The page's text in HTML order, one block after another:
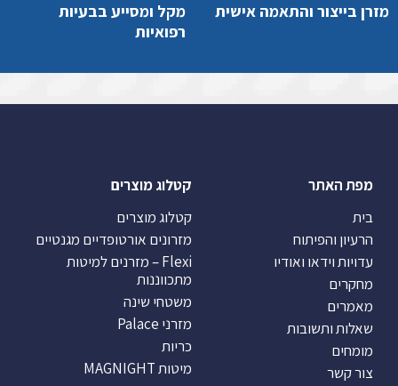
מזרן בייצור והתאמה אישית
מקל ומסייע בבעיות
רפואיות
מפת האתר
בית
הרעיון והפיתוח
עדויות וידאו ואודיו
מחקרים
מאמרים
שאלות ותשובות
מומחים
צור קשר
קטלוג מוצרים
קטלוג מוצרים
מזרונים אורטופדיים מגנטיים
Flexi – מזרנים למיטות
מתכווננות
משטחי שינה
מזרני Palace
כריות
מיטות MAGNIGHT